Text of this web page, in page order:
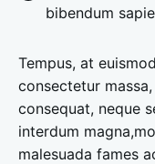
bibendum
Tempus, at
consectetur
consequat, neque
interdum
malesuada fames